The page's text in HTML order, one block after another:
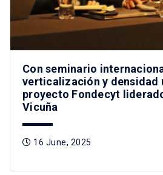
Con seminario
verticalización y densidad
proyecto Fondecyt
Vicuña
16 June, 2025